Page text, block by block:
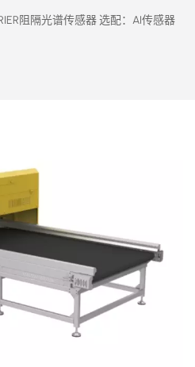
阻隔光谱传感器 选配：AI传感器